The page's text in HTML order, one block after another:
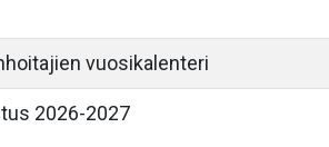
vuosikalenteri
2026-2027